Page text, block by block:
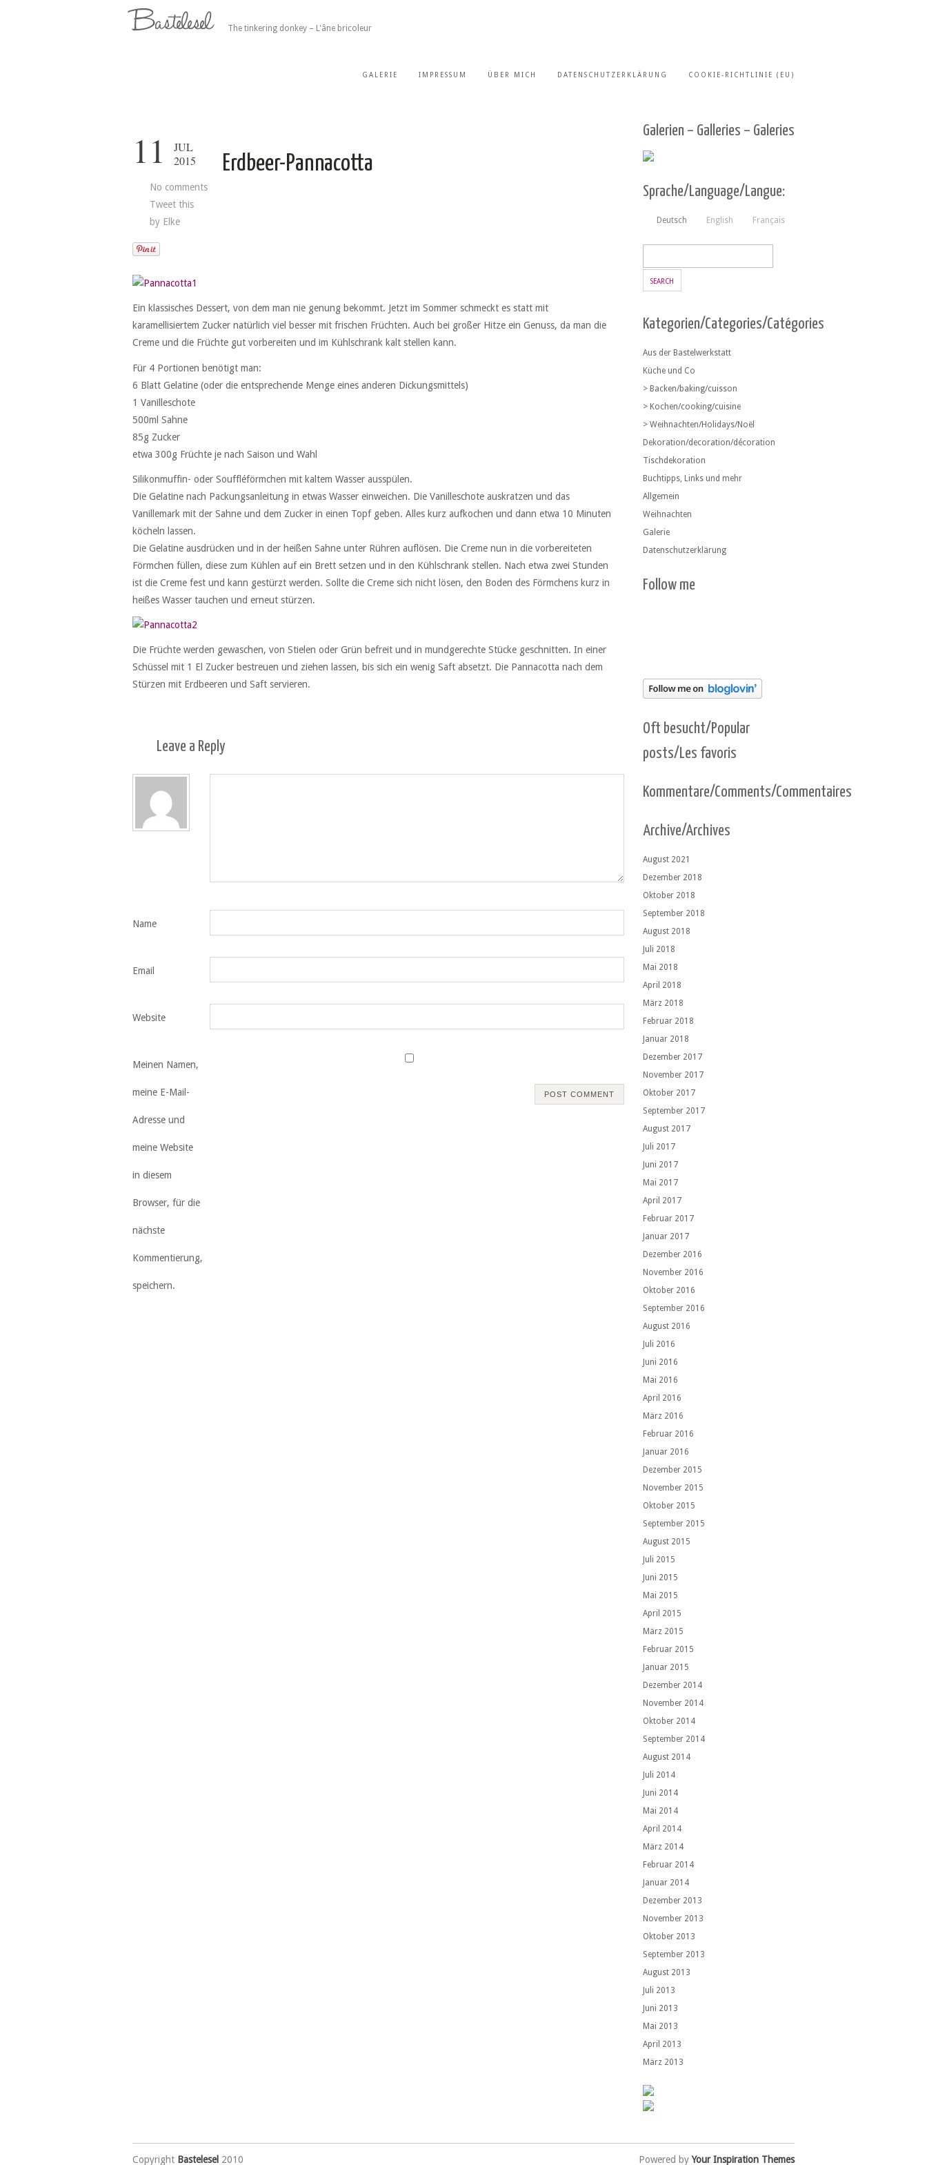
The tinkering donkey – L'âne bricoleur
GALERIE IMPRESSUM ÜBER MICH DATENSCHUTZERKLÄRUNG COOKIE-RICHTLINIE (EU)
11
JUL
2015
No comments
Tweet this
by Elke
Erdbeer-Pannacotta
Ein klassisches Dessert, von dem man nie genung bekommt. Jetzt im Sommer schmeckt es statt mit
karamellisiertem Zucker natürlich viel besser mit frischen Früchten. Auch bei großer Hitze ein Genuss, da man die
Creme und die Früchte gut vorbereiten und im Kühlschrank kalt stellen kann.
Für 4 Portionen benötigt man:
6 Blatt Gelatine (oder die entsprechende Menge eines anderen Dickungsmittels)
1 Vanilleschote
500ml Sahne
85g Zucker
etwa 300g Früchte je nach Saison und Wahl
Silikonmuffin- oder Souffléförmchen mit kaltem Wasser ausspülen.
Die Gelatine nach Packungsanleitung in etwas Wasser einweichen. Die Vanilleschote auskratzen und das
Vanillemark mit der Sahne und dem Zucker in einen Topf geben. Alles kurz aufkochen und dann etwa 10 Minuten
köcheln lassen.
Die Gelatine ausdrücken und in der heißen Sahne unter Rühren auflösen. Die Creme nun in die vorbereiteten
Förmchen füllen, diese zum Kühlen auf ein Brett setzen und in den Kühlschrank stellen. Nach etwa zwei Stunden
ist die Creme fest und kann gestürzt werden. Sollte die Creme sich nicht lösen, den Boden des Förmchens kurz in
heißes Wasser tauchen und erneut stürzen.
Die Früchte werden gewaschen, von Stielen oder Grün befreit und in mundgerechte Stücke geschnitten. In einer
Schüssel mit 1 El Zucker bestreuen und ziehen lassen, bis sich ein wenig Saft absetzt. Die Pannacotta nach dem
Stürzen mit Erdbeeren und Saft servieren.
Leave a Reply
Name
Email
Website
Meinen Namen,
meine E-Mail-
Adresse und
meine Website
in diesem
Browser, für die
nächste
Kommentierung,
speichern.
Galerien – Galleries – Galeries
Sprache/Language/Langue:
Deutsch English Français
Kategorien/Categories/Catégories
Aus der Bastelwerkstatt
Küche und Co
> Backen/baking/cuisson
> Kochen/cooking/cuisine
> Weihnachten/Holidays/Noël
Dekoration/decoration/décoration
Tischdekoration
Buchtipps, Links und mehr
Allgemein
Weihnachten
Galerie
Datenschutzerklärung
Follow me
Oft besucht/Popular
posts/Les favoris
Kommentare/Comments/Commentaires
Archive/Archives
August 2021
Dezember 2018
Oktober 2018
September 2018
August 2018
Juli 2018
Mai 2018
April 2018
März 2018
Februar 2018
Januar 2018
Dezember 2017
November 2017
Oktober 2017
September 2017
August 2017
Juli 2017
Juni 2017
Mai 2017
April 2017
Februar 2017
Januar 2017
Dezember 2016
November 2016
Oktober 2016
September 2016
August 2016
Juli 2016
Juni 2016
Mai 2016
April 2016
März 2016
Februar 2016
Januar 2016
Dezember 2015
November 2015
Oktober 2015
September 2015
August 2015
Juli 2015
Juni 2015
Mai 2015
April 2015
März 2015
Februar 2015
Januar 2015
Dezember 2014
November 2014
Oktober 2014
September 2014
August 2014
Juli 2014
Juni 2014
Mai 2014
April 2014
März 2014
Februar 2014
Januar 2014
Dezember 2013
November 2013
Oktober 2013
September 2013
August 2013
Juli 2013
Juni 2013
Mai 2013
April 2013
März 2013
Copyright Bastelesel 2010 Powered byYour Inspiration Themes